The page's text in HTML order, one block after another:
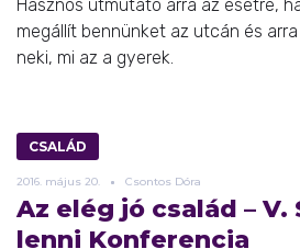
Hasznos útmutató arra az esetre,
megállít bennünket az utcán és
neki, mi az a gyerek.
CSALÁD
2016. május 20. Csontos Dóra
Az elég jó család – V.
lenni Konferencia